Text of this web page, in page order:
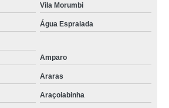
Vila Morumbi
Água Espraiada
Amparo
Araras
Araçoiabinha